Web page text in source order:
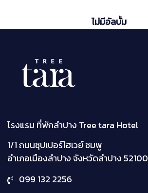
ไม่มีอัลบั้ม
โรงแรม ที่พักลำปาง Tree tara Hotel
1/1 ถนนซุปเปอร์ไฮเวย์ ชมพู
อำเภอเมืองลำปาง จังหวัดลำปาง 52100
099 132 2256